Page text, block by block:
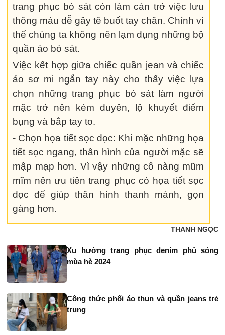
trang phục bó sát còn làm cản trở việc lưu
thông máu dễ gây tê buốt tay chân. Chính vì
thế chúng ta không nên lạm dụng những bộ
quần áo bó sát.
Việc kết hợp giữa chiếc quần jean và chiếc
áo sơ mi ngắn tay này cho thấy việc lựa
chọn những trang phục bó sát làm người
mặc trở nên kém duyên, lộ khuyết điểm
bụng và bắp tay to.
- Chọn họa tiết sọc dọc: Khi mặc những họa
tiết sọc ngang, thân hình của người mặc sẽ
mập mạp hơn. Vì vậy những cô nàng mũm
mĩm nên ưu tiên trang phục có họa tiết sọc
dọc để giúp thân hình thanh mảnh, gọn
gàng hơn.
THANH NGỌC
Xu hướng trang phục denim phủ sóng
mùa hè 2024
Công thức phối áo thun và quần jeans trẻ
trung